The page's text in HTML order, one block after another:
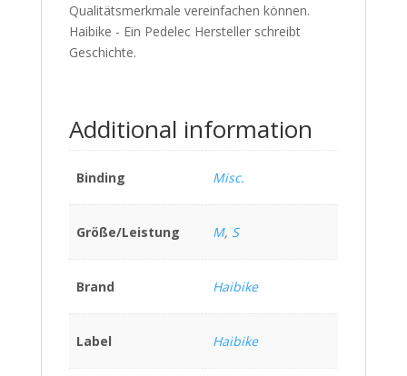
Qualitätsmerkmale vereinfachen können.
Haibike - Ein Pedelec Hersteller schreibt
Geschichte.
Additional information
Binding Misc.
Größe/Leistung M, S
Brand Haibike
Label Haibike